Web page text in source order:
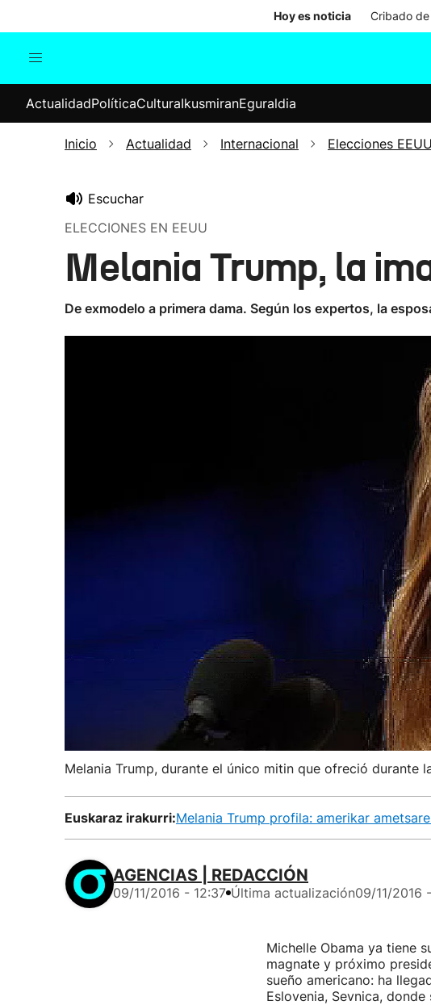
Hoy es noticia Cribado
Internacional
Elecciones
ActualidadPolíticaCulturaIkusmiranEguraldia
Inicio Actualidad Internacional Elecciones EEUU
Escuchar
ELECCIONES EN EEUU
Melania Trump, la
De exmodelo a primera dama. Según los expertos, la
Melania Trump, durante el único mitin que ofreció durante
Euskaraz irakurri:Melania Trump profila: amerikar
AGENCIAS | REDACCIÓN
09/11/2016 - 12:37 Última actualización09/11/2016
Michelle Obama ya tiene
magnate y próximo
sueño americano: ha
Eslovenia, Sevnica,